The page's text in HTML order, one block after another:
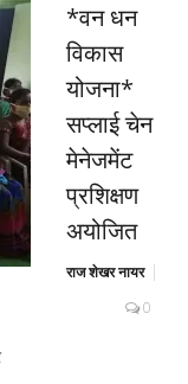
*वन धन
विकास
योजना*
सप्लाई चेन
मेनेजमेंट
प्रशिक्षण
अयोजित
राज शेखर नायर
0